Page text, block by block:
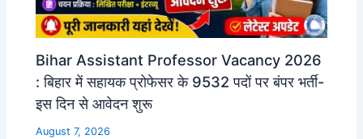
Bihar Assistant Professor Vacancy 2026
: बिहार में सहायक प्रोफेसर के 9532 पदों पर बंपर भर्ती-
इस दिन से आवेदन शुरू
August 7, 2026